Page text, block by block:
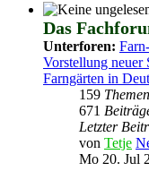
Das
Unterforen:
Vorstellung
Farngärten in
159 Themen
671
Letzter
von Tetje
Mo 20. Jul